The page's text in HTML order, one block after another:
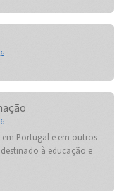
Portugal e em outros
à educação e